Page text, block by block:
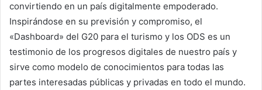
convirtiendo en un país digitalmente empoderado.
Inspirándose en su previsión y compromiso, el
«Dashboard» del G20 para el turismo y los ODS es un
testimonio de los progresos digitales de nuestro país y
sirve como modelo de conocimientos para todas las
partes interesadas públicas y privadas en todo el mundo.